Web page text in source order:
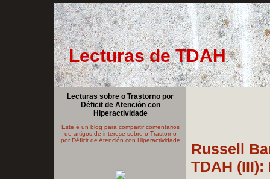
Lecturas de TDAH
Lecturas sobre o Trastorno por
Déficit de Atención con
Hiperactividade
Este é un blog para compartir comentarios
de artigos de interese sobre o Trastorno
por Déficit de Atención con Hiperactividade
Russell
TDAH